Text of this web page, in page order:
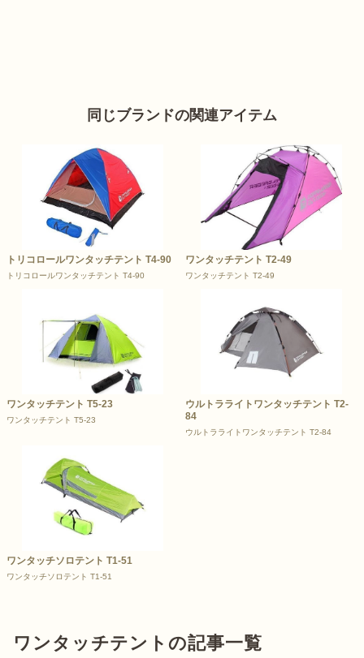
同じブランドの関連アイテム
トリコロールワンタッチテント T4-90
トリコロールワンタッチテント T4-90
ワンタッチテント T2-49
ワンタッチテント T2-49
ワンタッチテント T5-23
ワンタッチテント T5-23
ウルトラライトワンタッチテント T2-
84
ウルトラライトワンタッチテント T2-84
ワンタッチソロテント T1-51
ワンタッチソロテント T1-51
ワンタッチテントの記事一覧